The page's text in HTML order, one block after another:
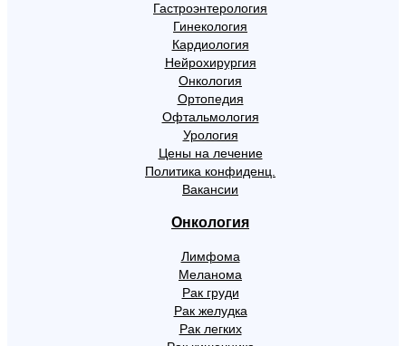
Гастроэнтерология
Гинекология
Кардиология
Нейрохирургия
Онкология
Ортопедия
Офтальмология
Урология
Цены на лечение
Политика конфиденц.
Вакансии
Онкология
Лимфома
Меланома
Рак груди
Рак желудка
Рак легких